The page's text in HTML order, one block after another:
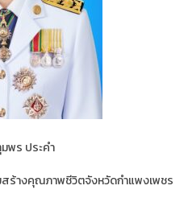
พร ประคำ
ร้างคุณภาพชีวิตจังหวัดกำแพงเพชร